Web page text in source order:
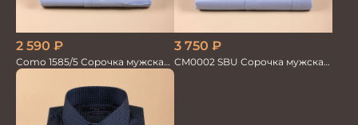
2 590 ₽
Como 1585/5 Сорочка мужская
кор.рукав
3 750 ₽
CM0002 SBU Сорочка мужская